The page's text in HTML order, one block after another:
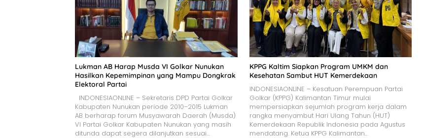
Lukman AB Harap Musda VI Golkar Nunukan
Hasilkan Kepemimpinan yang Mampu Dongkrak
Elektoral Partai
INDONESIAONLINE – Sekretaris DPD Partai Golkar
Kabupaten Nunukan periode 2010–2015 Lukman
AB berharap forum Musyawarah Daerah (Musda)
VI Partai Golkar Kabupaten Nunukan yang masih
ditunda dapat segera dilanjutkan sesuai…
KPPG Kaltim Siapkan Program UMKM dan
Kesehatan Sambut HUT Kemerdekaan
INDONESIAONLINE – Kesatuan Perempuan Partai
Golkar (KPPG) Kalimantan Timur mulai
mempersiapkan sejumlah program kerja dalam
rangka menyambut Hari Ulang Tahun (HUT)
Kemerdekaan Republik Indonesia pada Agustus
mendatang. Ketua KPPG Kalimantan…